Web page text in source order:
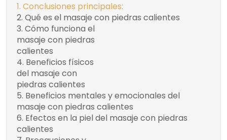
Conclusiones principales:
Qué es el masaje con piedras calientes
Cómo funciona el
masaje con piedras
calientes
Beneficios físicos
del masaje con
piedras calientes
Beneficios mentales y emocionales del
masaje con piedras calientes
Efectos en la piel del masaje con piedras
calientes